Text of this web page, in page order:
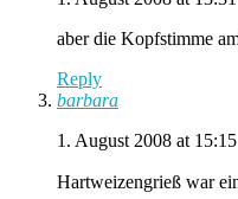
aber die Kopfstimme
Reply
barbara
1. August 2008 at 15:15
Hartweizengrieß war